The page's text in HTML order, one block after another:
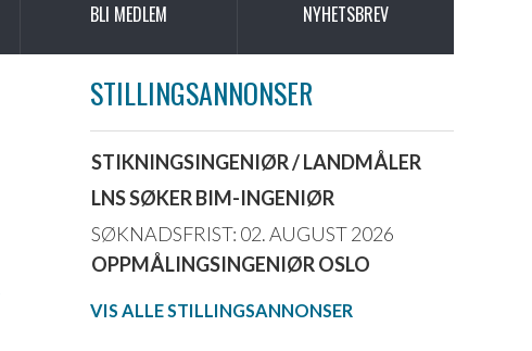
BLI MEDLEM NYHETSBREV
STILLINGSANNONSER
STIKNINGSINGENIØR / LANDMÅLER
LNS SØKER BIM-INGENIØR
SØKNADSFRIST: 02. AUGUST 2026
OPPMÅLINGSINGENIØR OSLO
VIS ALLE STILLINGSANNONSER